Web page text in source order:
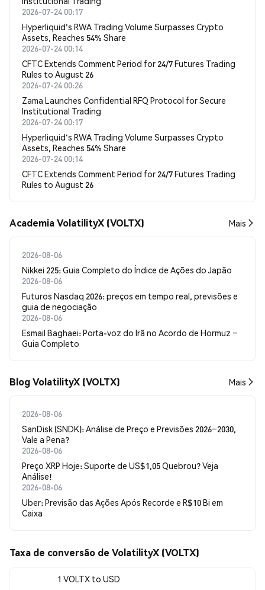
2026-07-24 00:17
Hyperliquid's RWA Trading Volume Surpasses Crypto
Assets, Reaches 54% Share
2026-07-24 00:14
CFTC Extends Comment Period for 24/7 Futures Trading
Rules to August 26
2026-07-24 00:26
Zama Launches Confidential RFQ Protocol for Secure
Institutional Trading
2026-07-24 00:17
Hyperliquid's RWA Trading Volume Surpasses Crypto
Assets, Reaches 54% Share
2026-07-24 00:14
CFTC Extends Comment Period for 24/7 Futures Trading
Rules to August 26
Academia VolatilityX (VOLTX) Mais
2026-08-06
Nikkei 225: Guia Completo do Índice de Ações do Japão
2026-08-06
Futuros Nasdaq 2026: preços em tempo real, previsões e
guia de negociação
2026-08-06
Esmail Baghaei: Porta-voz do Irã no Acordo de Hormuz –
Guia Completo
Blog VolatilityX (VOLTX) Mais
2026-08-06
SanDisk (SNDK): Análise de Preço e Previsões 2026–2030,
Vale a Pena?
2026-08-06
Preço XRP Hoje: Suporte de US$1,05 Quebrou? Veja
Análise!
2026-08-06
Uber: Previsão das Ações Após Recorde e R$10 Bi em
Caixa
Taxa de conversão de VolatilityX (VOLTX)
1 VOLTX to USD